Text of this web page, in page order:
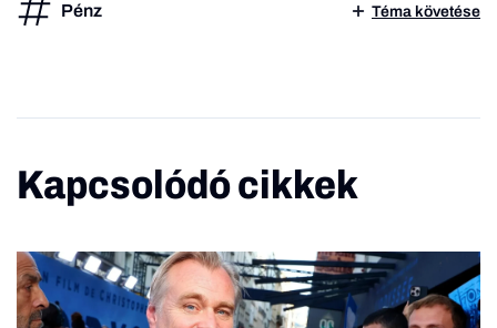
Pénz Téma követése
Kapcsolódó cikkek